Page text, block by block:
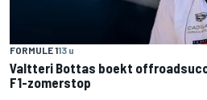
FORMULE 113 u
Valtteri Bottas boekt
F1-zomerstop